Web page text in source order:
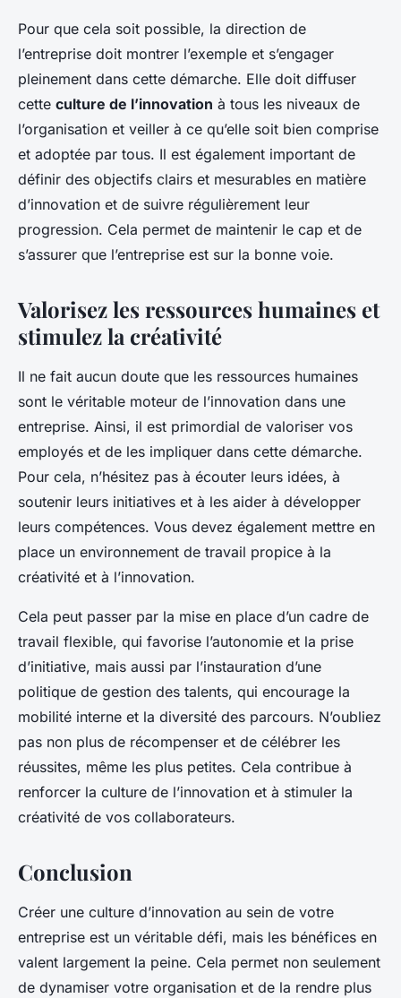
Pour que cela soit possible, la direction de
l’entreprise doit montrer l’exemple et s’engager
pleinement dans cette démarche. Elle doit diffuser
cette culture de l’innovation à tous les niveaux de
l’organisation et veiller à ce qu’elle soit bien comprise
et adoptée par tous. Il est également important de
définir des objectifs clairs et mesurables en matière
d’innovation et de suivre régulièrement leur
progression. Cela permet de maintenir le cap et de
s’assurer que l’entreprise est sur la bonne voie.
Valorisez les ressources humaines et
stimulez la créativité
Il ne fait aucun doute que les ressources humaines
sont le véritable moteur de l’innovation dans une
entreprise. Ainsi, il est primordial de valoriser vos
employés et de les impliquer dans cette démarche.
Pour cela, n’hésitez pas à écouter leurs idées, à
soutenir leurs initiatives et à les aider à développer
leurs compétences. Vous devez également mettre en
place un environnement de travail propice à la
créativité et à l’innovation.
Cela peut passer par la mise en place d’un cadre de
travail flexible, qui favorise l’autonomie et la prise
d’initiative, mais aussi par l’instauration d’une
politique de gestion des talents, qui encourage la
mobilité interne et la diversité des parcours. N’oubliez
pas non plus de récompenser et de célébrer les
réussites, même les plus petites. Cela contribue à
renforcer la culture de l’innovation et à stimuler la
créativité de vos collaborateurs.
Conclusion
Créer une culture d’innovation au sein de votre
entreprise est un véritable défi, mais les bénéfices en
valent largement la peine. Cela permet non seulement
de dynamiser votre organisation et de la rendre plus